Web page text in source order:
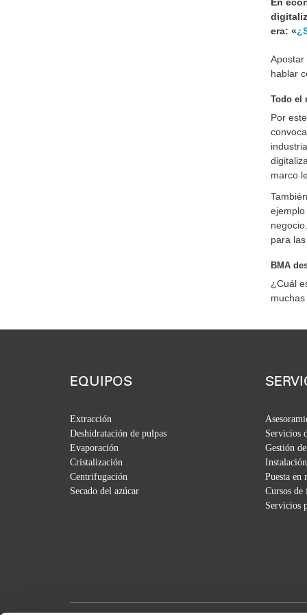
era: «
Apostar
hablar
Todo el
Por
marco
para
BMA
¿Cuál
EQUIPOS
Extracción
Deshidratación de pulpas
Evaporación
Cristalización
Centrifugación
Secado del azúcar
Servicios
Gestión
Instalación
Puesta en
Cursos
Servicios